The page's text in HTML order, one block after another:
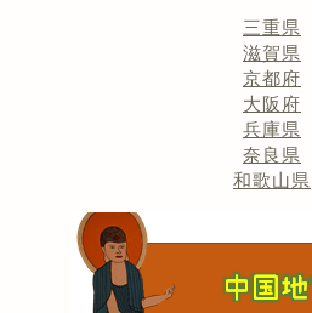
三重県
滋賀県
京都府
大阪府
兵庫県
奈良県
和歌山県